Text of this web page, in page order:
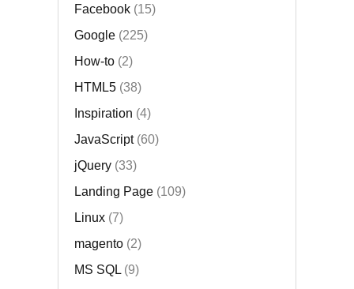
Facebook(15)
Google(225)
How-to(2)
HTML5(38)
Inspiration (4)
JavaScript(60)
jQuery(33)
Landing Page(109)
Linux(7)
magento(2)
MS SQL(9)